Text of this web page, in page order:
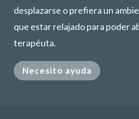
desplazarse o prefiera un
que estar relajado para poder
terapéuta.
Necesito ayuda